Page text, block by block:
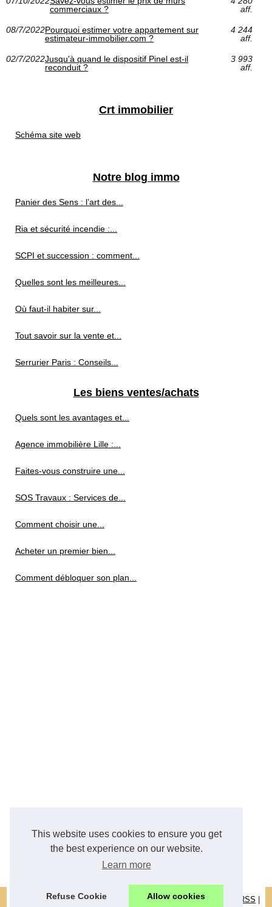
This website uses cookies to ensure you get
the best experience on our website.
Learn more
Refuse Cookie Allow cookies
commerciaux ?
aff.
08/7/2022Pourquoi estimer votre appartement sur
estimateur-immobilier.com ?
4 244
aff.
02/7/2022Jusqu'à quand le dispositif Pinel est-il
reconduit ?
3 993
aff.
Crt immobilier
Schéma site web
Notre blog immo
Panier des Sens : l’art des...
Ria et sécurité incendie :...
SCPI et succession : comment...
Quelles sont les meilleures...
Où faut-il habiter sur...
Tout savoir sur la vente et...
Serrurier Paris : Conseils...
Les biens ventes/achats
Quels sont les avantages et...
Agence immobilière Lille :...
Faites-vous construire une...
SOS Travaux : Services de...
Comment choisir une...
Acheter un premier bien...
Comment débloquer son plan...
Crt-immobilier.com| Schéma site web|Cookies Policy RSS